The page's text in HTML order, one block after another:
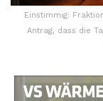
Einstimmig:
Antrag, dass die